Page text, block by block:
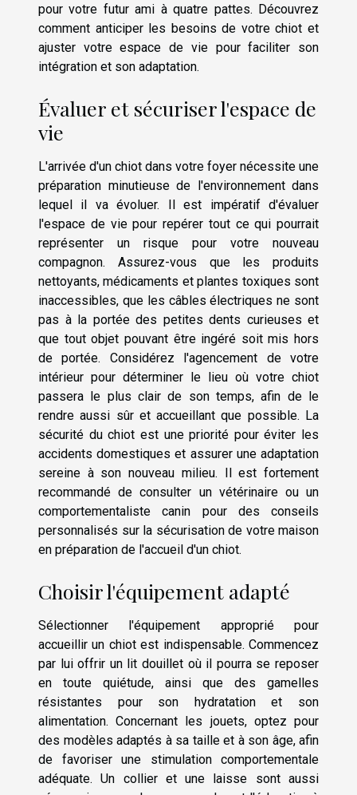
pour votre futur ami à quatre pattes. Découvrez
comment anticiper les besoins de votre chiot et
ajuster votre espace de vie pour faciliter son
intégration et son adaptation.
Évaluer et sécuriser l'espace de
vie
L'arrivée d'un chiot dans votre foyer nécessite une
préparation minutieuse de l'environnement dans
lequel il va évoluer. Il est impératif d'évaluer
l'espace de vie pour repérer tout ce qui pourrait
représenter un risque pour votre nouveau
compagnon. Assurez-vous que les produits
nettoyants, médicaments et plantes toxiques sont
inaccessibles, que les câbles électriques ne sont
pas à la portée des petites dents curieuses et
que tout objet pouvant être ingéré soit mis hors
de portée. Considérez l'agencement de votre
intérieur pour déterminer le lieu où votre chiot
passera le plus clair de son temps, afin de le
rendre aussi sûr et accueillant que possible. La
sécurité du chiot est une priorité pour éviter les
accidents domestiques et assurer une adaptation
sereine à son nouveau milieu. Il est fortement
recommandé de consulter un vétérinaire ou un
comportementaliste canin pour des conseils
personnalisés sur la sécurisation de votre maison
en préparation de l'accueil d'un chiot.
Choisir l'équipement adapté
Sélectionner l'équipement approprié pour
accueillir un chiot est indispensable. Commencez
par lui offrir un lit douillet où il pourra se reposer
en toute quiétude, ainsi que des gamelles
résistantes pour son hydratation et son
alimentation. Concernant les jouets, optez pour
des modèles adaptés à sa taille et à son âge, afin
de favoriser une stimulation comportementale
adéquate. Un collier et une laisse sont aussi